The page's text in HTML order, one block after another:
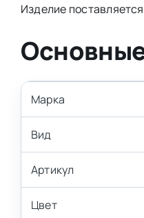
Изделие
Марка
Вид
Артикул
Цвет